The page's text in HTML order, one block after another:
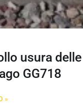
usura delle
GG718
»